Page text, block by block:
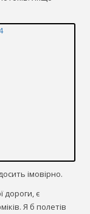
імовірно.
дороги, є
Я б полетів